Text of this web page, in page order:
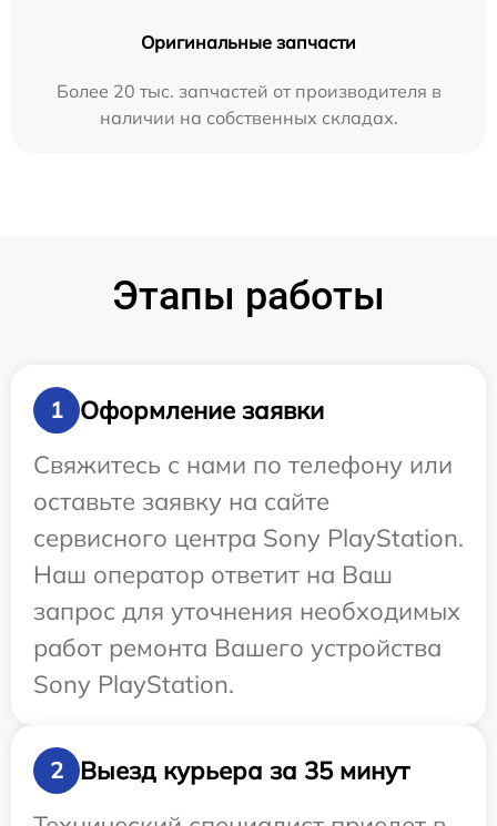
Оригинальные запчасти
Более 20 тыс. запчастей от производителя в
наличии на собственных складах.
Этапы работы
1
Оформление заявки
Свяжитесь с нами по телефону или
оставьте заявку на сайте
сервисного центра Sony PlayStation.
Наш оператор ответит на Ваш
запрос для уточнения необходимых
работ ремонта Вашего устройства
Sony PlayStation.
2
Выезд курьера за 35 минут